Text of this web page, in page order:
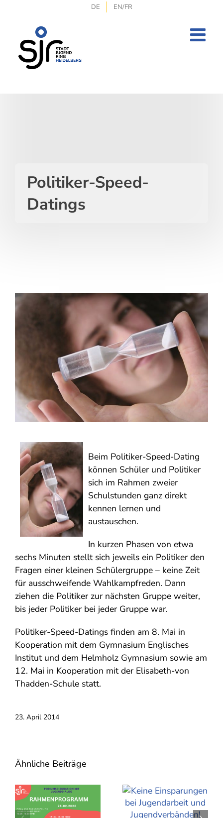
DE EN/FR
Politiker-Speed-
Datings
Beim Politiker-Speed-Dating
können Schüler und Politiker
sich im Rahmen zweier
Schulstunden ganz direkt
kennen lernen und
austauschen.
In kurzen Phasen von etwa
sechs Minuten stellt sich jeweils ein Politiker den
Fragen einer kleinen Schülergruppe – keine Zeit
für ausschweifende Wahlkampfreden. Dann
ziehen die Politiker zur nächsten Gruppe weiter,
bis jeder Politiker bei jeder Gruppe war.
Politiker-Speed-Datings finden am 8. Mai in
Kooperation mit dem Gymnasium Englisches
Institut und dem Helmholz Gymnasium sowie am
12. Mai in Kooperation mit der Elisabeth-von
Thadden-Schule statt.
23. April 2014
Ähnliche Beiträge